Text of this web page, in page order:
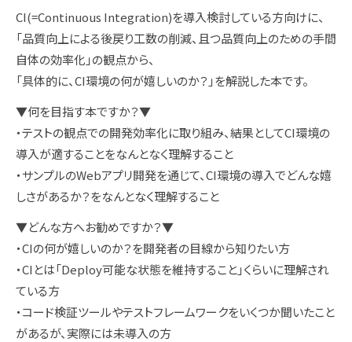
CI(=Continuous Integration)を導入検討している方向けに、
「品質向上による後戻り工数の削減、且つ品質向上のための手間
自体の効率化」の観点から、
「具体的に、CI環境の何が嬉しいのか？」を解説した本です。
▼何を目指す本ですか？▼
・テストの観点での開発効率化に取り組み、結果としてCI環境の
導入が適することをなんとなく理解すること
・サンプルのWebアプリ開発を通じて、CI環境の導入でどんな嬉
しさがあるか？をなんとなく理解すること
▼どんな方へお勧めですか？▼
・CIの何が嬉しいのか？を開発者の目線から知りたい方
・CIとは「Deploy可能な状態を維持すること」くらいに理解され
ている方
・コード検証ツールやテストフレームワークをいくつか聞いたこと
があるが、実際には未導入の方